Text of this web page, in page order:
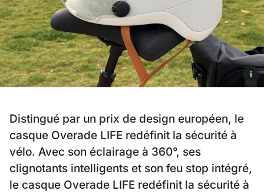
i
Distingué par un prix de design européen, le
casque Overade LIFE redéfinit la sécurité à
vélo. Avec son éclairage à 360°, ses
clignotants intelligents et son feu stop intégré,
le casque Overade LIFE redéfinit la sécurité à